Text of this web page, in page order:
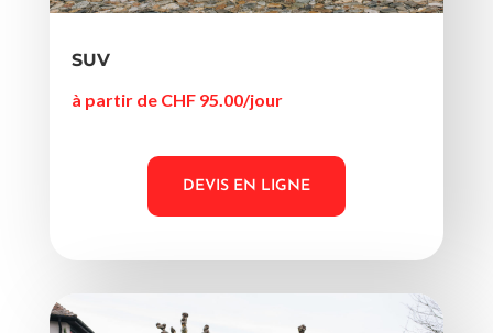
SUV
à partir de CHF 95.00/jour
DEVIS EN LIGNE